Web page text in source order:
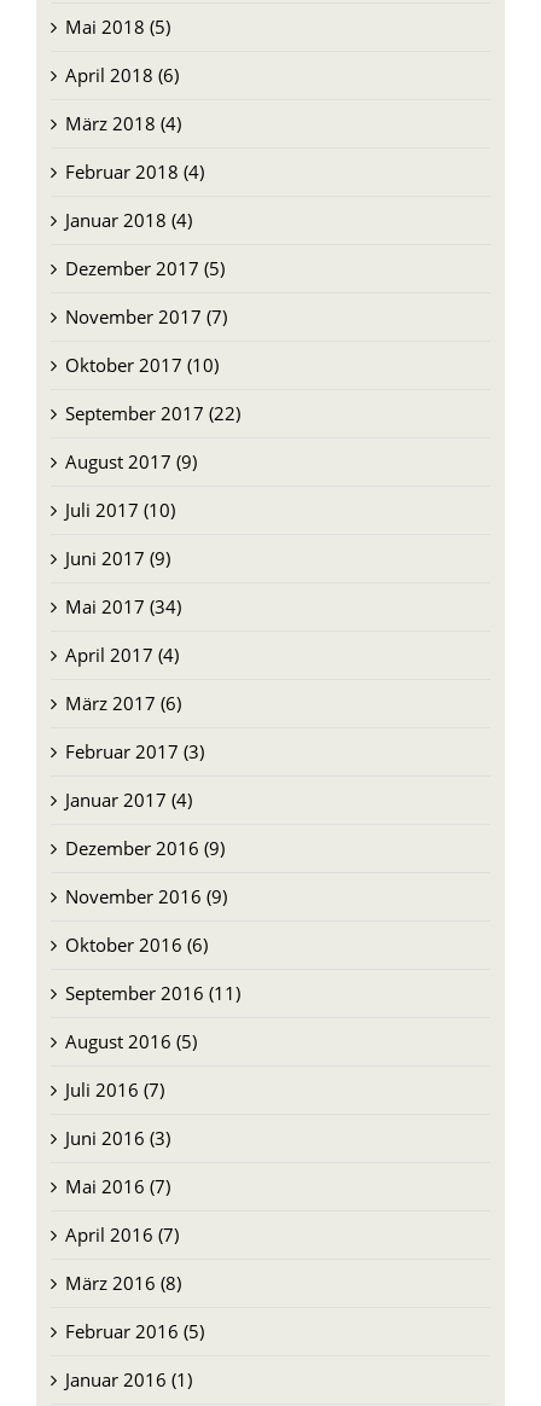
Juni 2018 (10)
Mai 2018 (5)
April 2018 (6)
März 2018 (4)
Februar 2018 (4)
Januar 2018 (4)
Dezember 2017 (5)
November 2017 (7)
Oktober 2017 (10)
September 2017 (22)
August 2017 (9)
Juli 2017 (10)
Juni 2017 (9)
Mai 2017 (34)
April 2017 (4)
März 2017 (6)
Februar 2017 (3)
Januar 2017 (4)
Dezember 2016 (9)
November 2016 (9)
Oktober 2016 (6)
September 2016 (11)
August 2016 (5)
Juli 2016 (7)
Juni 2016 (3)
Mai 2016 (7)
April 2016 (7)
März 2016 (8)
Februar 2016 (5)